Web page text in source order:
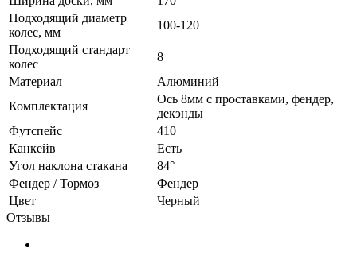
Подходящий диаметр
колес, мм
100-120
Подходящий стандарт
колес
8
Материал
Алюминий
Комплектация
Ось 8мм с проставками, фендер,
декэнды
Футспейс
410
Канкейв
Есть
Угол наклона стакана
84°
Фендер / Тормоз
Фендер
Цвет
Черный
Отзывы